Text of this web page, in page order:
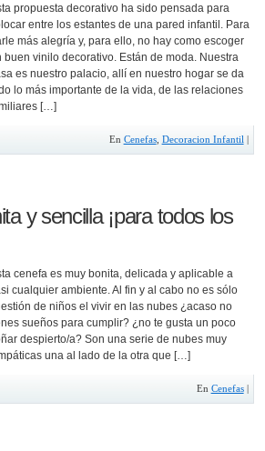
propuesta decorativo ha sido pensada para
entre los estantes de una pared infantil. Para
más alegría y, para ello, no hay como escoger
buen vinilo decorativo. Están de moda. Nuestra
es nuestro palacio, allí en nuestro hogar se da
lo más importante de la vida, de las relaciones
[…]
En Cenefas, Decoracion Infantil
y sencilla ¡para todos los
cenefa es muy bonita, delicada y aplicable a
cualquier ambiente. Al fin y al cabo no es sólo
de niños el vivir en las nubes ¿acaso no
sueños para cumplir? ¿no te gusta un poco
despierto/a? Son una serie de nubes muy
una al lado de la otra que […]
En Cenefas|